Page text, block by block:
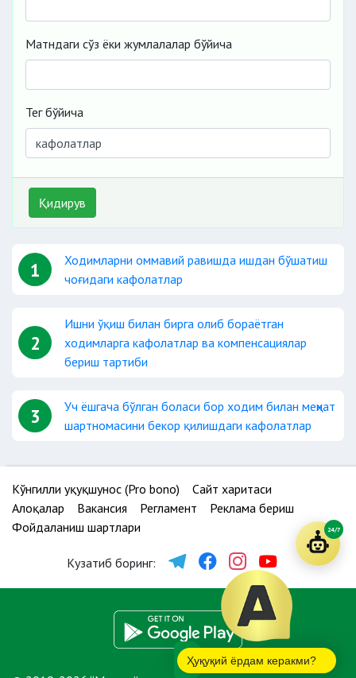
Матндаги сўз ёки жумлалалар бўйича
Тег бўйича
Қидирув
1
Ходимларни оммавий равишда ишдан бўшатиш
чоғидаги кафолатлар
2
Ишни ўқиш билан бирга олиб бораётган
ходимларга кафолатлар ва компенсациялар
бериш тартиби
3
Уч ёшгача бўлган боласи бор ходим билан меҳнат
шартномасини бекор қилишдаги кафолатлар
Кўнгилли ҳуқуқшунос (Pro bono)
Сайт харитаси
Алоқалар
Вакансия Регламент
Реклама бериш
Фойдаланиш шартлари
Кузатиб боринг:
Ҳуқуқий ёрдам керакми?
24/7